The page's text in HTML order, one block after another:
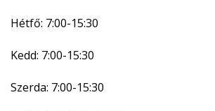
Hétfő: 7:00-15:30
Kedd: 7:00-15:30
Szerda: 7:00-15:30